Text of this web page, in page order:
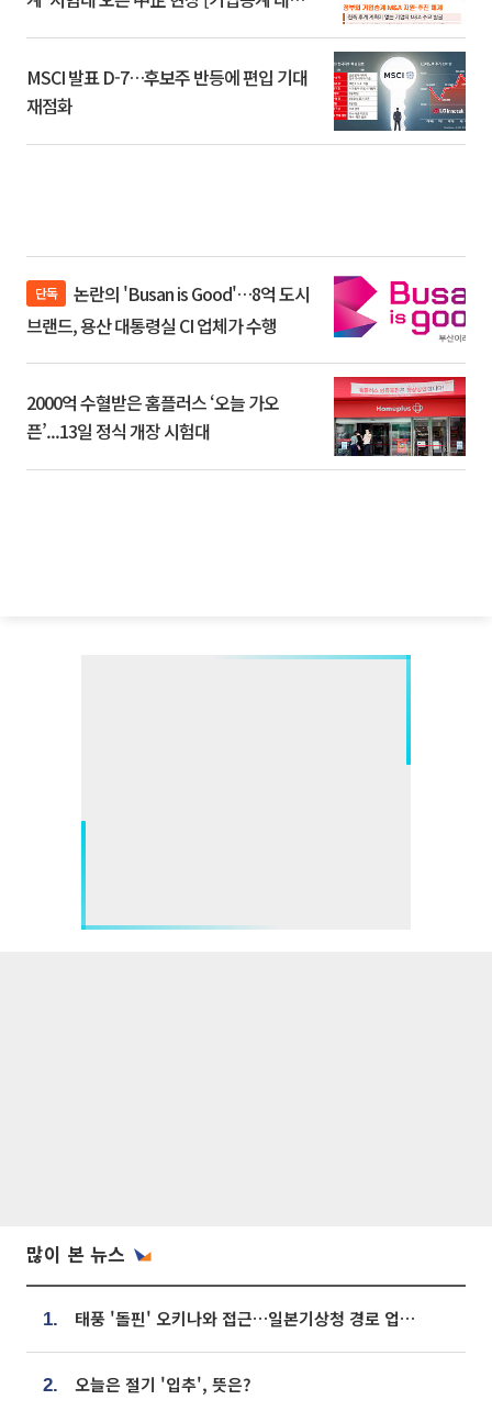
MSCI 발표 D-7…후보주 반등에 편입 기대
재점화
단독
브랜드, 용산 대통령실 CI 업체가 수행
2000억 수혈받은 홈플러스 ‘오늘 가오
픈’...13일 정식 개장 시험대
많이 본 뉴스
1. 태풍 '돌핀' 오키나와 접근…일본기상청 경로 업데이트
2. 오늘은 절기 '입추', 뜻은?